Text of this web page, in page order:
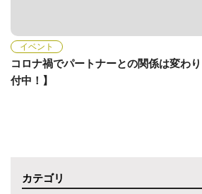
イベント
コロナ禍でパートナーとの関係は変わ
付中！】
カテゴリ